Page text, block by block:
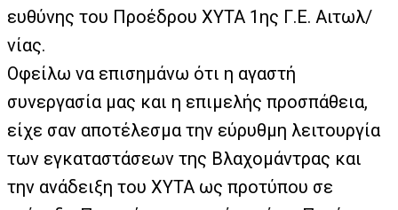
ευθύνης του Προέδρου ΧΥΤΑ 1ης Γ.Ε. Αιτωλ/
νίας.
Οφείλω να επισημάνω ότι η αγαστή
συνεργασία μας και η επιμελής προσπάθεια,
είχε σαν αποτέλεσμα την εύρυθμη λειτουργία
των εγκαταστάσεων της Βλαχομάντρας και
την ανάδειξη του ΧΥΤΑ ως προτύπου σε